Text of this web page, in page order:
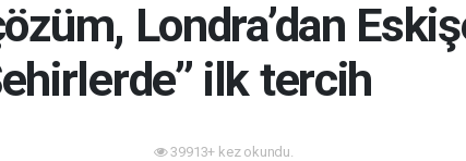
Londra’dan
ilk tercih
39913+ kez okundu.